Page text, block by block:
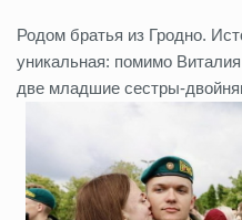
Родом братья из Гродно.
уникальная: помимо
две младшие сестры-